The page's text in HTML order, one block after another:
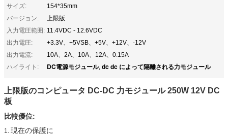
サイズ:
154*35mm
バージョン:
上限版
入力電圧範囲: 11.4VDC - 12.6VDC
出力電圧:
+3.3V、+5VSB、+5V、+12V、-12V
出力電流:
10A、2A、10A、12A、0.15A
ハイライト:
DC電源モジュール, dc dc によって隔離される力モジュール
上限版のコンピュータ DC-DC 力モジュール 250W 12V DC
板
比較優位:
1. 現在の保護に